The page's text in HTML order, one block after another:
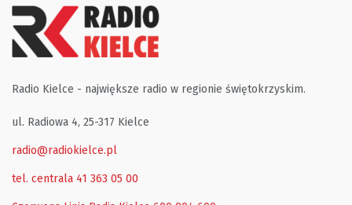
Radio Kielce - największe radio w regionie świętokrzyskim.
ul. Radiowa 4, 25-317 Kielce
radio@radiokielce.pl
tel. centrala 41 363 05 00